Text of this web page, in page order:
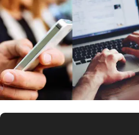
Clima
Mundial 2026
Eventos Corporativos
El Cronista Studio
Mediakit
abre en nueva pestaña